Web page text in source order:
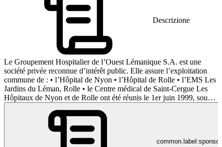
Descrizione
Le Groupement Hospitalier de l’Ouest Lémanique S.A. est une
société privée reconnue d’intérêt public. Elle assure l’exploitation
commune de : • l’Hôpital de Nyon • l’Hôpital de Rolle • l’EMS Les
Jardins du Léman, Rolle • le Centre médical de Saint-Cergue Les
Hôpitaux de Nyon et de Rolle ont été réunis le 1er juin 1999, sous le
titre de Groupement Hospitalier de l’Ouest Lémanique (GHOL).
L’EMS Les Jardins du Léman fut créé en 2015. > L’Hôpital de
Nyon propose une offre de soins complète et pluridisciplinaire en
hospitalisation et ambulatoire : pôles médecine, chirurgies, parents
enfants, urgences et hémodialyse. Son objectif premier est d’assurer,